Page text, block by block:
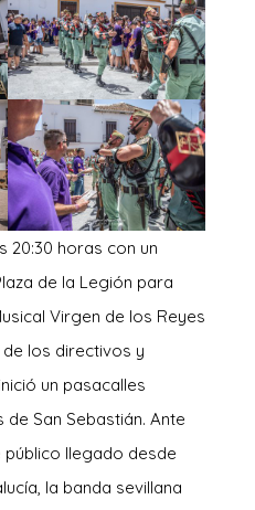
20:30 horas con un
de la Legión para
Virgen de los Reyes
de los directivos y
un pasacalles
San Sebastián. Ante
llegado desde
la banda sevillana